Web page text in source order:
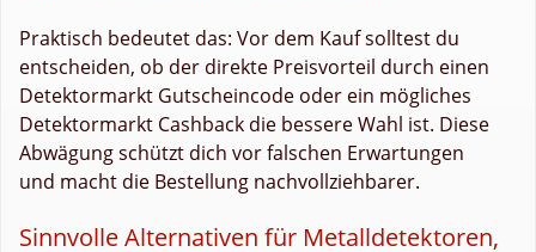
Praktisch bedeutet das: Vor dem Kauf solltest du
entscheiden, ob der direkte Preisvorteil durch einen
Detektormarkt Gutscheincode oder ein mögliches
Detektormarkt Cashback die bessere Wahl ist. Diese
Abwägung schützt dich vor falschen Erwartungen
und macht die Bestellung nachvollziehbarer.
Sinnvolle Alternativen für Metalldetektoren,